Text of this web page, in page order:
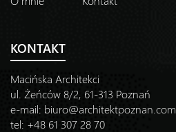
KONTAKT
Macińska Architekci
ul. Żeńców 8/2, 61-313 Poznań
e-mail: biuro@architektpoznan.com
tel: +48 61 307 28 70